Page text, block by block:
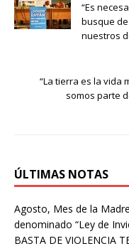
“Es
busque
nuestros
“La tierra es la vida
somos parte
ÚLTIMAS NOTAS
Agosto, Mes de la
denominado “Ley de
BASTA DE VIOLENCIA